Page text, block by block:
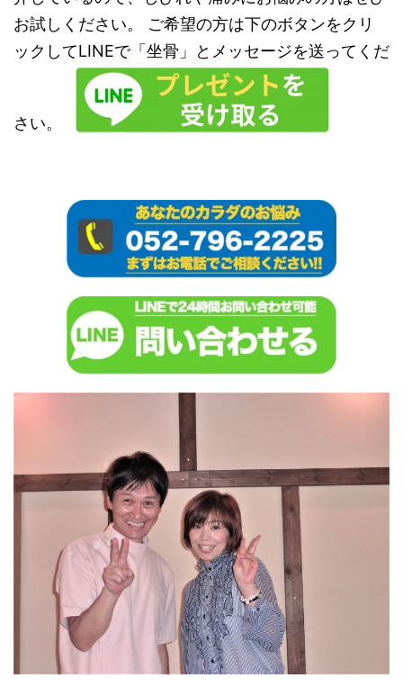
お試しください。 ご希望の方は下のボタンをクリ
ックしてLINEで「坐骨」とメッセージを送ってくだ
さい。